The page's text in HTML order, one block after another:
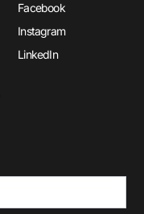
Facebook
Instagram
LinkedIn